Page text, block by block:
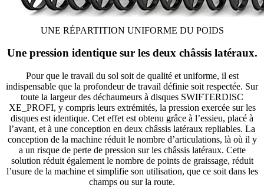
UNE RÉPARTITION UNIFORME DU POIDS
Une pression identique sur les deux châssis latéraux.
Pour que le travail du sol soit de qualité et uniforme, il est
indispensable que la profondeur de travail définie soit respectée. Sur
toute la largeur des déchaumeurs à disques SWIFTERDISC
XE_PROFI, y compris leurs extrémités, la pression exercée sur les
disques est identique. Cet effet est obtenu grâce à l’essieu, placé à
l’avant, et à une conception en deux châssis latéraux repliables. La
conception de la machine réduit le nombre d’articulations, là où il y
a un risque de perte de pression sur les châssis latéraux. Cette
solution réduit également le nombre de points de graissage, réduit
l’usure de la machine et simplifie son utilisation, que ce soit dans les
champs ou sur la route.